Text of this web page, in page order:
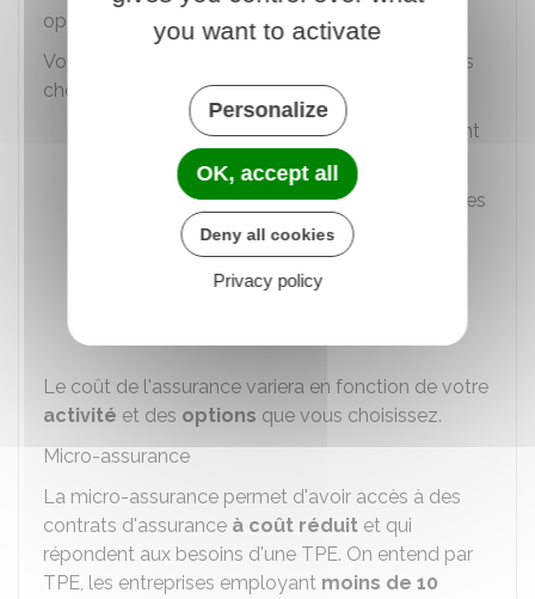
optiques et de l'hospitalisation.
Vous pourrez bénéficier selon le régime que vous
choisissez
des avantages suivants
Remboursement en cas de dépassement
d'honoraires
Prise en charge de certains soins dentaires
et des traitement d'orthodontie de vos
Remboursement des verres de lunettes
Le coût de l'assurance variera en fonction de votre
activité et des options que vous choisissez.
Micro-assurance
La micro-assurance permet d'avoir accès à des
contrats d'assurance à coût réduit et qui
répondent aux besoins d'une TPE. On entend par
TPE, les entreprises employant moins de 10
you want to activate
Personalize
OK, accept all
Deny all cookies
Privacy policy